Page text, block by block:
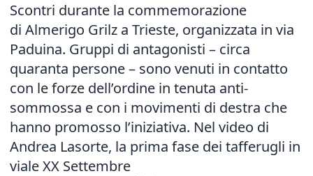
Scontri durante la commemorazione
di Almerigo Grilz a Trieste, organizzata in via
Paduina. Gruppi di antagonisti – circa
quaranta persone – sono venuti in contatto
con le forze dell’ordine in tenuta anti-
sommossa e con i movimenti di destra che
hanno promosso l’iniziativa. Nel video di
Andrea Lasorte, la prima fase dei tafferugli in
viale XX Settembre